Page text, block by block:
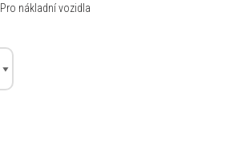
Pro nákladní vozidla